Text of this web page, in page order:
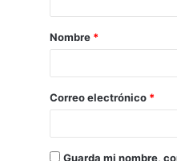
Nombre *
Correo electrónico *
Guarda mi nombre,